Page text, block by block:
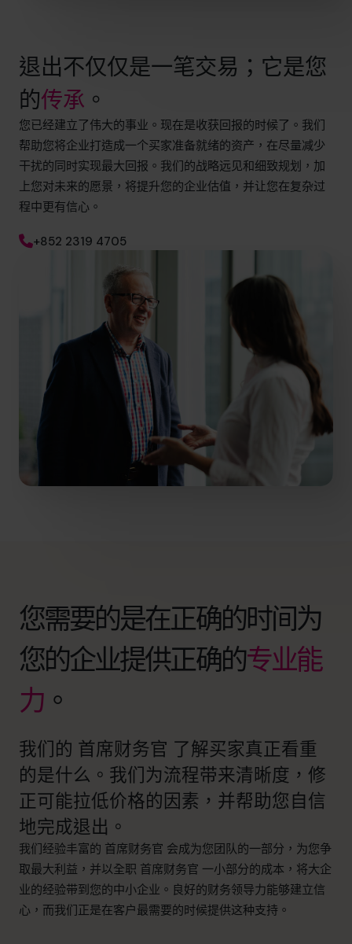
退出不仅仅是一笔交易；它是您
的传承 。
您已经建立了伟大的事业。现在是收获回报的时候了。我们
帮助您将企业打造成一个买家准备就绪的资产，在尽量减少
干扰的同时实现最大回报。我们的战略远见和细致规划，加
上您对未来的愿景，将提升您的企业估值，并让您在复杂过
程中更有信心。
+852 2319 4705
您需要的是在正确的时间为
您的企业提供正确的专业能
力 。
我们的 首席财务官 了解买家真正看重
的是什么。我们为流程带来清晰度，修
正可能拉低价格的因素，并帮助您自信
地完成退出。
我们经验丰富的 首席财务官 会成为您团队的一部分，为您争
取最大利益，并以全职 首席财务官 一小部分的成本，将大企
业的经验带到您的中小企业。良好的财务领导力能够建立信
心，而我们正是在客户最需要的时候提供这种支持。